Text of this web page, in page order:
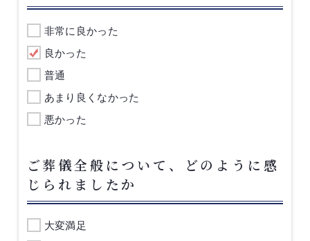
非常に良かった
良かった
普通
あまり良くなかった
悪かった
ご葬儀全般について、どのように感
じられましたか
大変満足